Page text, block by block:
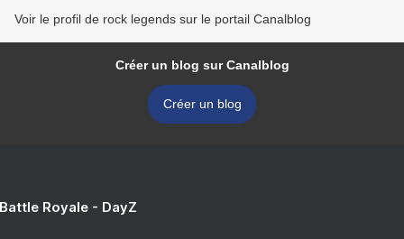
Voir le profil de rock legends sur le portail Canalblog
Créer un blog sur Canalblog
Créer un blog
Royale - DayZ